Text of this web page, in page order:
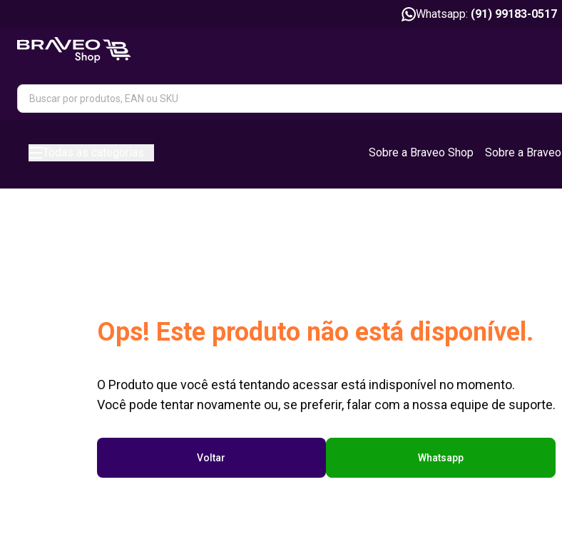
Whatsapp: (91) 99183-0517
Sobre a Braveo Shop Sobre a Braveo
Ops! Este produto não está disponível.
O Produto que você está tentando acessar está indisponível no momento.
Você pode tentar novamente ou, se preferir, falar com a nossa equipe de suporte.
Voltar Whatsapp